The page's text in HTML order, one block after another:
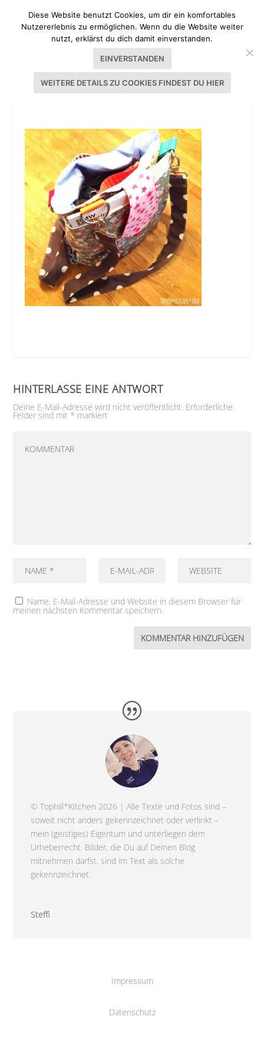
TASCHENSPIELER MULTITASCHE
HINTERLASSE EINE ANTWORT
Deine E-Mail-Adresse wird nicht veröffentlicht. Erforderliche
Felder sind mit * markiert
Name, E-Mail-Adresse und Website in diesem Browser für
meinen nächsten Kommentar speichern.
© Tophill*Kitchen 2026 | Alle Texte und Fotos sind –
soweit nicht anders gekennzeichnet oder verlinkt –
mein (geistiges) Eigentum und unterliegen dem
Urheberrecht. Bilder, die Du auf Deinen Blog
mitnehmen darfst, sind im Text als solche
gekennzeichnet.
Steffi
Impressum
Datenschutz
Diese Website benutzt Cookies, um dir ein komfortables
Nutzererlebnis zu ermöglichen. Wenn du die Website weiter
nutzt, erklärst du dich damit einverstanden.
EINVERSTANDEN
WEITERE DETAILS ZU COOKIES FINDEST DU HIER